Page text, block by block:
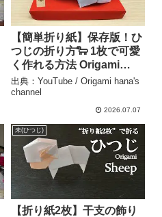
【簡単折り紙】保存版！ひ
つじの折り方🐑 1枚で可愛
く作れる方法 Origami
Sheep DIY | Animal
Origami | 摺紙 綿羊 | 양
未年（ひつじどし） 羊
channel
出典：YouTube / Origami hana's
channel
2026.07.07
未(ひつじ)
【折り紙2枚】干支の飾り